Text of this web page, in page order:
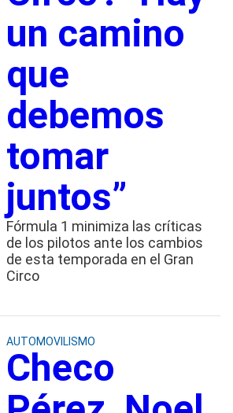
un camino
que
debemos
tomar
juntos”
Fórmula 1 minimiza las críticas
de los pilotos ante los cambios
de esta temporada en el Gran
Circo
AUTOMOVILISMO
Checo